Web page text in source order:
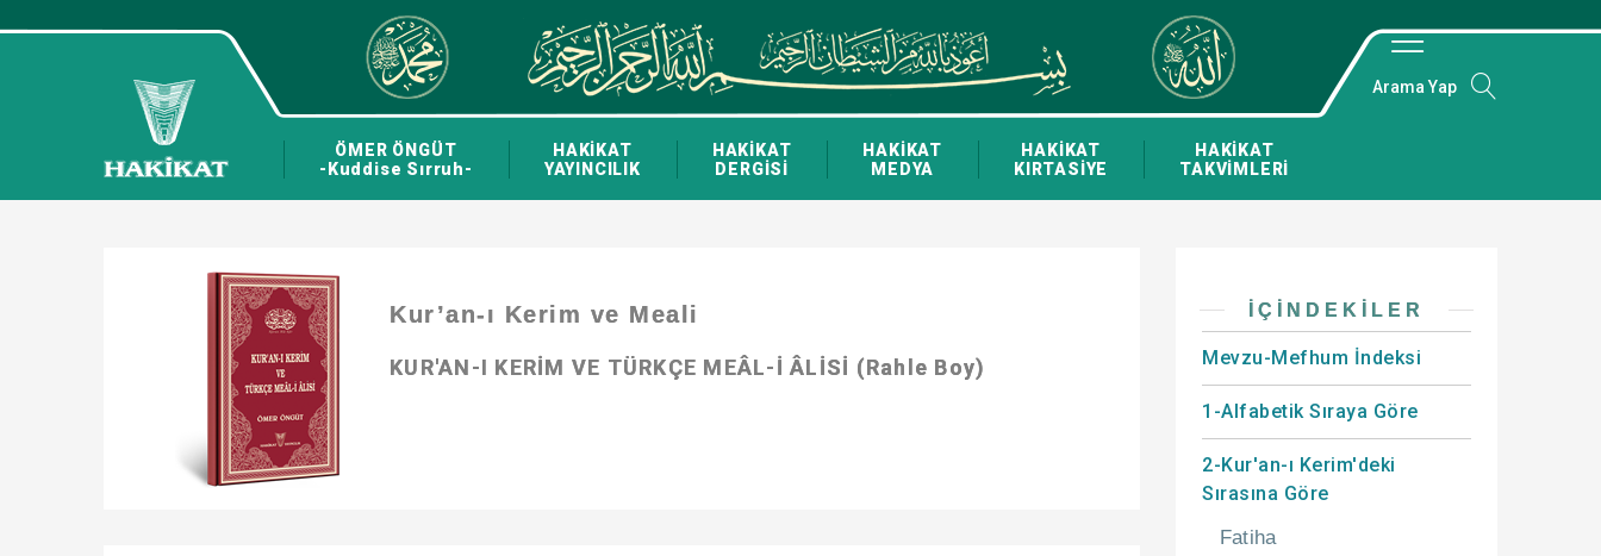
ÖMER ÖNGÜT
-Kuddise Sırruh-
HAKİKAT
YAYINCILIK
HAKİKAT
DERGİSİ
HAKİKAT
MEDYA
HAKİKAT
KIRTASİYE
HAKİKAT
TAKVİMLERİ
Arama Yap
Kur’an-ı Kerim ve Meali
KUR'AN-I KERİM VE TÜRKÇE MEÂL-İ ÂLİSİ (Rahle Boy)
İÇINDEKILER
Mevzu-Mefhum İndeksi
1-Alfabetik Sıraya Göre
2-Kur'an-ı Kerim'deki
Sırasına Göre
Fatiha